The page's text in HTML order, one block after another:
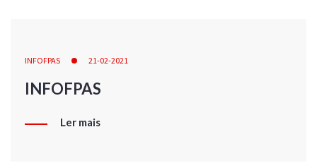
INFOFPAS 21-02-2021
INFOFPAS
Ler mais